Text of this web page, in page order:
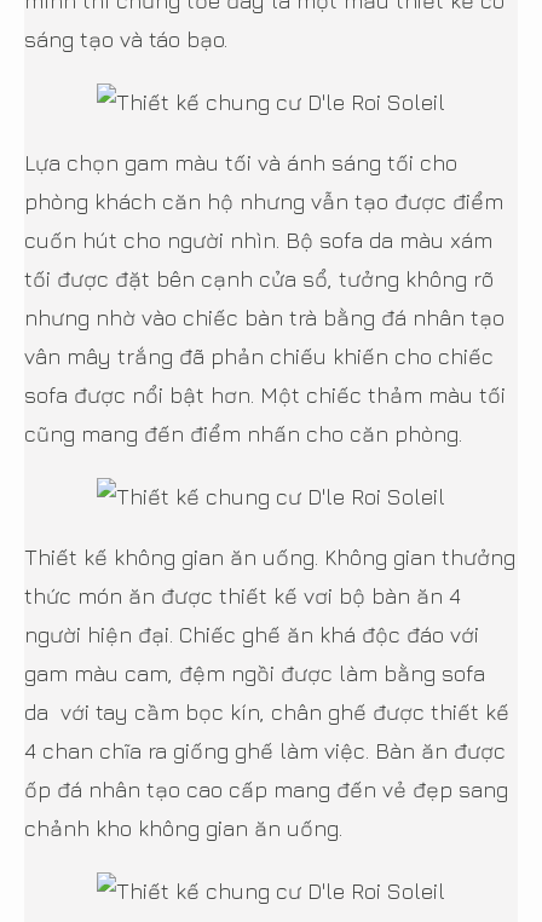
sáng tạo và táo bạo.
Lựa chọn gam màu tối và ánh sáng tối cho
phòng khách căn hộ nhưng vẫn tạo được điểm
cuốn hút cho người nhìn. Bộ sofa da màu xám
tối được đặt bên cạnh cửa sổ, tưởng không rõ
nhưng nhờ vào chiếc bàn trà bằng đá nhân tạo
vân mây trắng đã phản chiếu khiến cho chiếc
sofa được nổi bật hơn. Một chiếc thảm màu tối
cũng mang đến điểm nhấn cho căn phòng.
Thiết kế không gian ăn uống. Không gian thưởng
thức món ăn được thiết kế vơi bộ bàn ăn 4
người hiện đại. Chiếc ghế ăn khá độc đáo với
gam màu cam, đệm ngồi được làm bằng sofa
da với tay cầm bọc kín, chân ghế được thiết kế
4 chan chĩa ra giống ghế làm việc. Bàn ăn được
ốp đá nhân tạo cao cấp mang đến vẻ đẹp sang
chảnh kho không gian ăn uống.